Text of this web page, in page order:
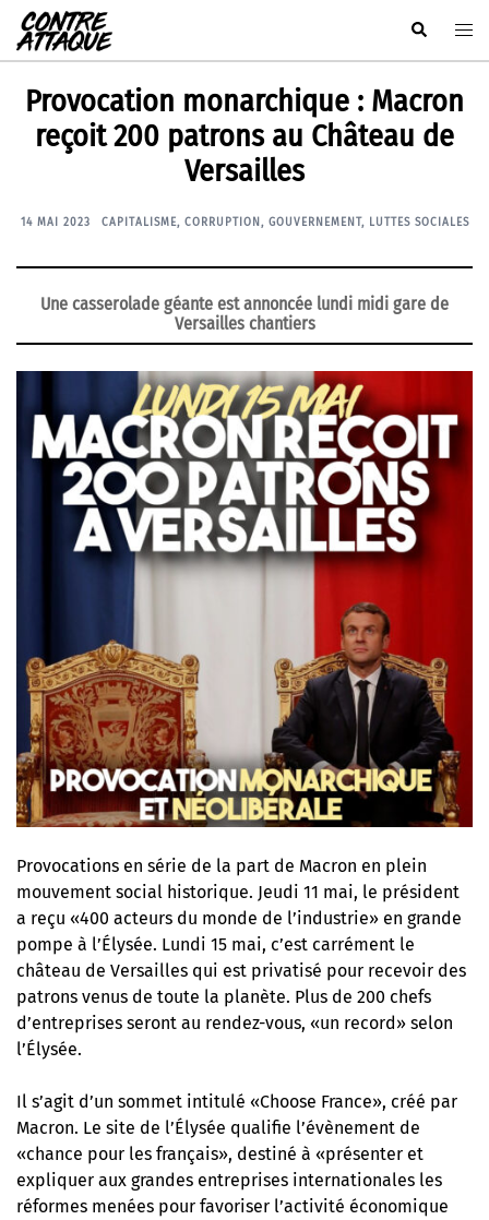
Aller
au
contenu
Rechercher
Provocation monarchique : Macron
reçoit 200 patrons au Château de
Versailles
14 MAI 2023 CAPITALISME, CORRUPTION , GOUVERNEMENT, LUTTES SOCIALES
Une casserolade géante est annoncée lundi midi gare de
Versailles chantiers
Provocations en série de la part de Macron en plein
mouvement social historique. Jeudi 11 mai, le président
a reçu «400 acteurs du monde de l’industrie» en grande
pompe à l’Élysée. Lundi 15 mai, c’est carrément le
château de Versailles qui est privatisé pour recevoir des
patrons venus de toute la planète. Plus de 200 chefs
d’entreprises seront au rendez-vous, «un record» selon
l’Élysée.
Il s’agit d’un sommet intitulé «Choose France», créé par
Macron. Le site de l’Élysée qualifie l’évènement de
«chance pour les français», destiné à «présenter et
expliquer aux grandes entreprises internationales les
réformes menées pour favoriser l’activité économique